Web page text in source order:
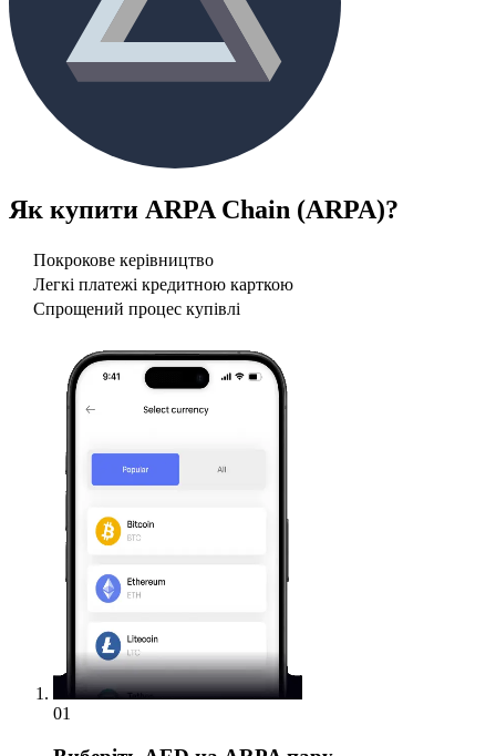
Як купити ARPA Chain (ARPA)?
Покрокове керівництво
Легкі платежі кредитною карткою
Спрощений процес купівлі
01